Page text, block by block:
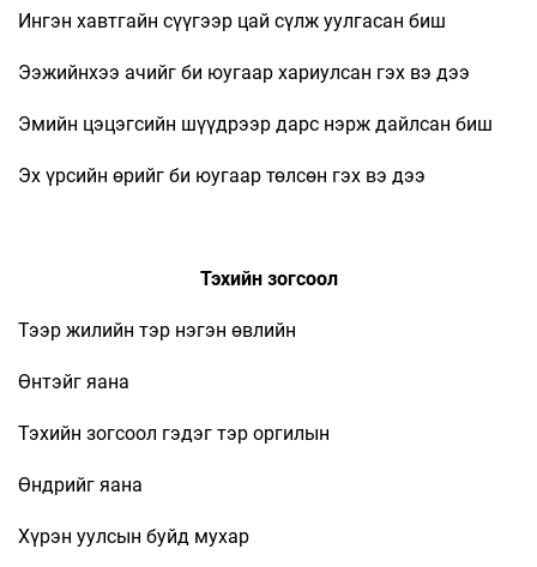
Ингэн хавтгайн сүүгээр цай сүлж уулгасан биш
Ээжийнхээ ачийг би юугаар хариулсан гэх вэ дээ
Эмийн цэцэгсийн шүүдрээр дарс нэрж дайлсан биш
Эх үрсийн өрийг би юугаар төлсөн гэх вэ дээ
Тэхийн зогсоол
Тээр жилийн тэр нэгэн өвлийн
Өнтэйг яана
Тэхийн зогсоол гэдэг тэр оргилын
Өндрийг яана
Хүрэн уулсын буйд мухар